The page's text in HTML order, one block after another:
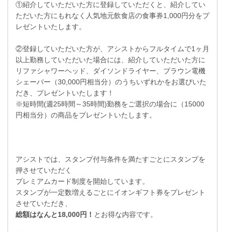
①紹介していただいた方に登録していただくと、紹介してい
ただいた方にもれなく人気地元飲食店の食事券1,000円分をプ
レゼントいたします。
②登録していただいた方が、アシストからフルタイムで1ヶ月
以上勤務していただいた場合には、紹介していただいた方に
リファシャワーヘッド、ダイソンドライヤー、ブラウン電機
シェーバー（30,000円相当分）のうちいずれかをお選びいた
だき、プレゼントいたします！
※短時間(週25時間～35時間)勤務をご選択の場合に（15000
円相当分）の商品をプレゼントいたします。
アシストでは、スタンプ付与条件を満たすごとにスタンプを
押させていただく
プレミアムカード制度を開始しています。
スタンプが一定数増えるごとにイオンギフト券をプレゼント
させていただき、
総額はなんと18,000円！ とお得な内容です。